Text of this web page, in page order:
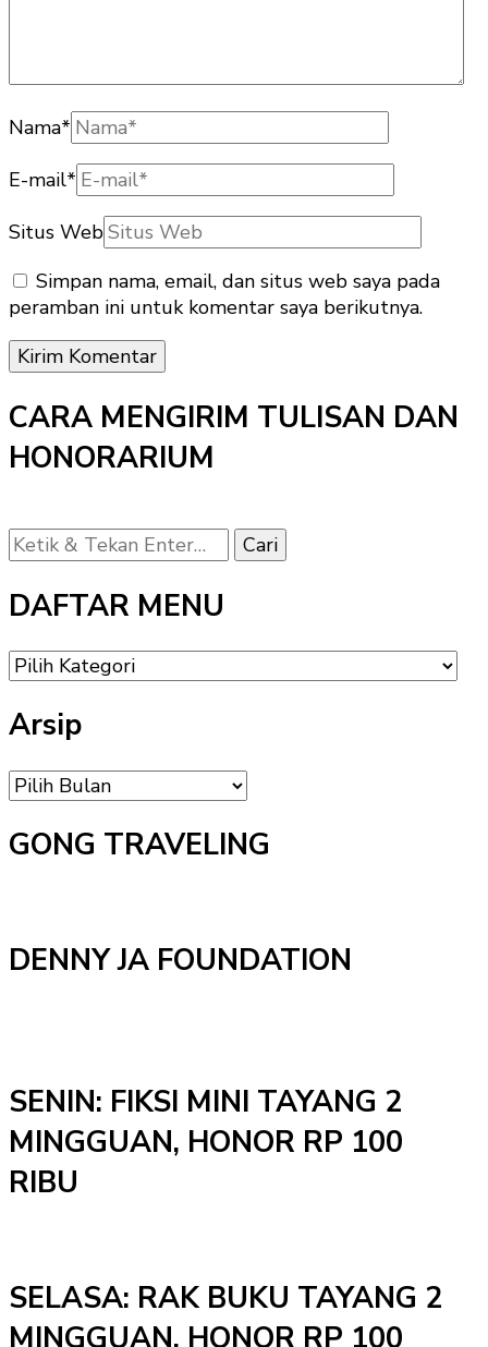
Nama*
E-mail*
Situs Web
Simpan nama, email, dan situs web saya pada
peramban ini untuk komentar saya berikutnya.
CARA MENGIRIM TULISAN DAN
HONORARIUM
Mencari
Sesuatu?
DAFTAR MENU
DAFTAR
MENU
Arsip
Arsip
GONG TRAVELING
DENNY JA FOUNDATION
SENIN: FIKSI MINI TAYANG 2
MINGGUAN, HONOR RP 100
RIBU
SELASA: RAK BUKU TAYANG 2
MINGGUAN. HONOR RP 100